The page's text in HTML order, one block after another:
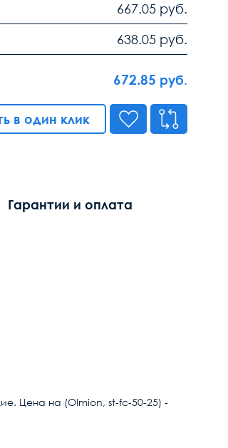
667.05 руб.
638.05 руб.
672.85 руб.
в один клик
Гарантии и оплата
Цена на (Olmion, st-fc-50-25) -